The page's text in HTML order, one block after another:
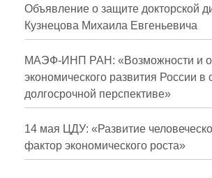
Публикации
Научная жизнь
Проблемы прогнозирования
О журнале
Номера журналов
Объявление о защите докторской
Кузнецова Михаила Евгеньевича
МАЭФ-ИНП РАН: «Возможности и
экономического развития России в
долгосрочной перспективе»
14 мая ЦДУ: «Развитие
фактор экономического роста»